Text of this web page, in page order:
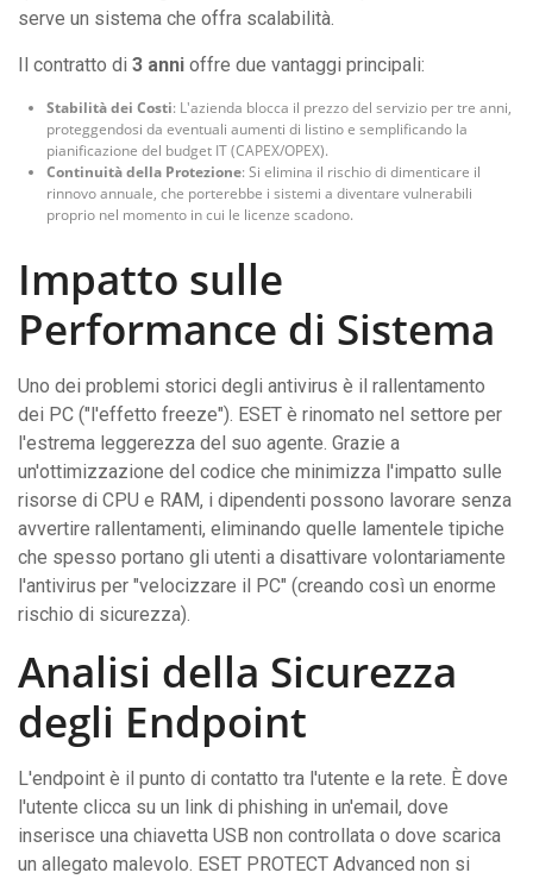
serve un sistema che offra scalabilità.
Il contratto di 3 anni offre due vantaggi principali:
Stabilità dei Costi: L'azienda blocca il prezzo del servizio per tre anni,
proteggendosi da eventuali aumenti di listino e semplificando la
pianificazione del budget IT (CAPEX/OPEX).
Continuità della Protezione: Si elimina il rischio di dimenticare il
rinnovo annuale, che porterebbe i sistemi a diventare vulnerabili
proprio nel momento in cui le licenze scadono.
Impatto sulle
Performance di Sistema
Uno dei problemi storici degli antivirus è il rallentamento
dei PC ("l'effetto freeze"). ESET è rinomato nel settore per
l'estrema leggerezza del suo agente. Grazie a
un'ottimizzazione del codice che minimizza l'impatto sulle
risorse di CPU e RAM, i dipendenti possono lavorare senza
avvertire rallentamenti, eliminando quelle lamentele tipiche
che spesso portano gli utenti a disattivare volontariamente
l'antivirus per "velocizzare il PC" (creando così un enorme
rischio di sicurezza).
Analisi della Sicurezza
degli Endpoint
L'endpoint è il punto di contatto tra l'utente e la rete. È dove
l'utente clicca su un link di phishing in un'email, dove
inserisce una chiavetta USB non controllata o dove scarica
un allegato malevolo. ESET PROTECT Advanced non si